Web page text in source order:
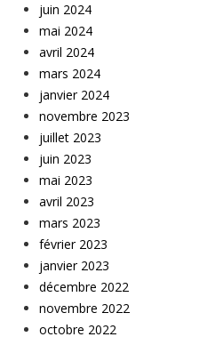
juin 2024
mai 2024
avril 2024
mars 2024
janvier 2024
novembre 2023
juillet 2023
juin 2023
mai 2023
avril 2023
mars 2023
février 2023
janvier 2023
décembre 2022
novembre 2022
octobre 2022